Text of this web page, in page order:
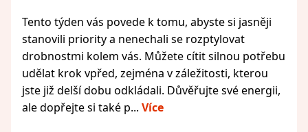
Tento týden vás povede k tomu, abyste si jasněji
stanovili priority a nenechali se rozptylovat
drobnostmi kolem vás. Můžete cítit silnou potřebu
udělat krok vpřed, zejména v záležitosti, kterou
jste již delší dobu odkládali. Důvěřujte své energii,
ale dopřejte si také p... Více